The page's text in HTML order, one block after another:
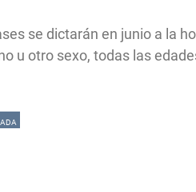
se dictarán en junio a la
u otro sexo, todas las